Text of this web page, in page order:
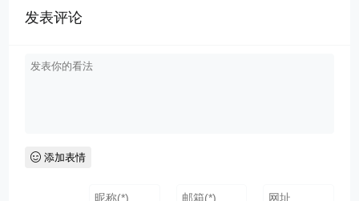
发表评论
添加表情